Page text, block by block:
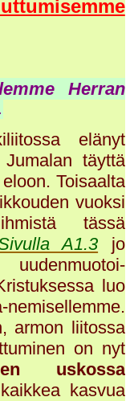
Herran
elänyt
täyttä
Toisaalta
vuoksi
tässä
A1.3 jo
luo
armon liitossa
on nyt
uskossa
kasvua